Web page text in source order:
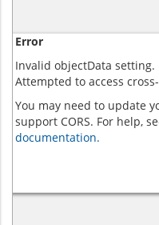
Error
Invalid objectData setting.
Attempted to access
You may need to update
support CORS. For help,
documentation.